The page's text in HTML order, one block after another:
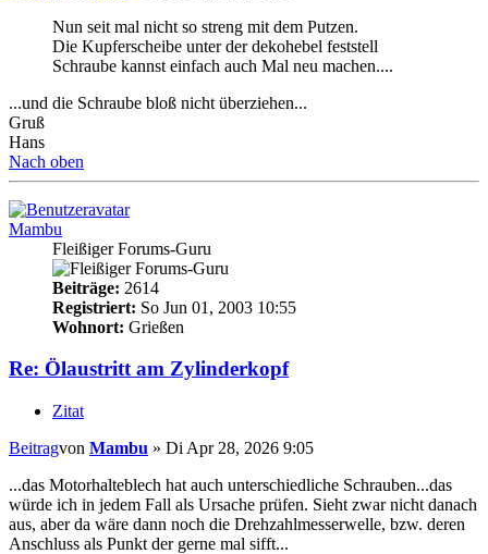
Nun seit mal nicht so streng mit dem Putzen.
Die Kupferscheibe unter der dekohebel feststell
Schraube kannst einfach auch Mal neu machen....
...und die Schraube bloß nicht überziehen...
Gruß
Hans
Nach oben
Mambu
Fleißiger Forums-Guru
Beiträge: 2614
Registriert: So Jun 01, 2003 10:55
Wohnort: Grießen
Re: Ölaustritt am Zylinderkopf
Zitat
Beitragvon Mambu » Di Apr 28, 2026 9:05
...das Motorhalteblech hat auch unterschiedliche Schrauben...das
würde ich in jedem Fall als Ursache prüfen. Sieht zwar nicht danach
aus, aber da wäre dann noch die Drehzahlmesserwelle, bzw. deren
Anschluss als Punkt der gerne mal sifft...